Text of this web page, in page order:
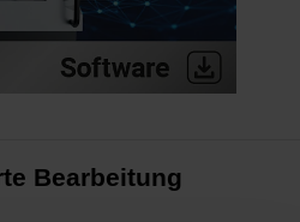
Bearbeitung